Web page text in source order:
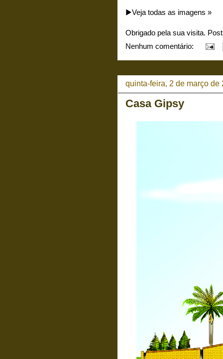
▶️Veja todas as imagens »
Obrigado pela sua visita.
Nenhum comentário:
quinta-feira, 2 de março de
Casa Gipsy